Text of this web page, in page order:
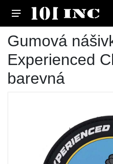
Gumová
Experienced
barevná